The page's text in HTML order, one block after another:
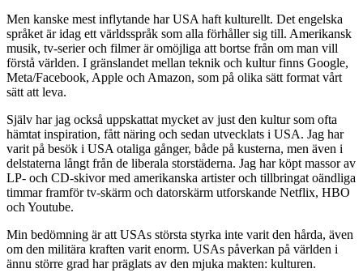
Men kanske mest inflytande har USA haft kulturellt. Det engelska
språket är idag ett världsspråk som alla förhåller sig till. Amerikansk
musik, tv-serier och filmer är omöjliga att bortse från om man vill
förstå världen. I gränslandet mellan teknik och kultur finns Google,
Meta/Facebook, Apple och Amazon, som på olika sätt format vårt
sätt att leva.
Själv har jag också uppskattat mycket av just den kultur som ofta
hämtat inspiration, fått näring och sedan utvecklats i USA. Jag har
varit på besök i USA otaliga gånger, både på kusterna, men även i
delstaterna långt från de liberala storstäderna. Jag har köpt massor av
LP- och CD-skivor med amerikanska artister och tillbringat oändliga
timmar framför tv-skärm och datorskärm utforskande Netflix, HBO
och Youtube.
Min bedömning är att USAs största styrka inte varit den hårda, även
om den militära kraften varit enorm. USAs påverkan på världen i
ännu större grad har präglats av den mjuka makten: kulturen.